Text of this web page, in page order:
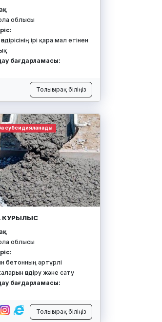
облысы
өндірісінің ірі қара мал етінен
бағдарламасы:
Толығырақ біліңіз
субсидияланады
КУРЫЛЫС
облысы
бетонның әртүрлі
өндіру және сату
бағдарламасы:
Толығырақ біліңіз